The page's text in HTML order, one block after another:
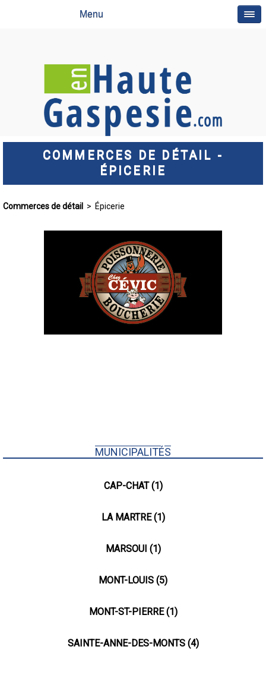
Menu
COMMERCES DE DÉTAIL -
ÉPICERIE
Commerces de détail > Épicerie
MUNICIPALITÉS
CAP-CHAT (1)
LA MARTRE (1)
MARSOUI (1)
MONT-LOUIS (5)
MONT-ST-PIERRE (1)
SAINTE-ANNE-DES-MONTS (4)